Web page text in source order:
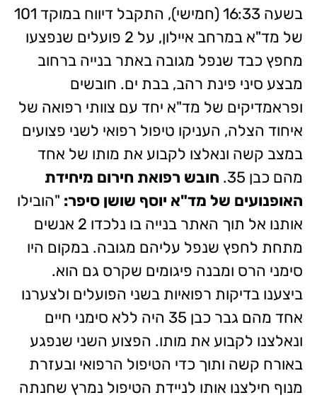
בשעה 16:33 (חמישי), התקבל דיווח במוקד 101
של מד"א במרחב איילון, על 2 פועלים שנפצעו
מחפץ כבד שנפל מגובה באתר בנייה ברחוב
מבצע סיני פינת רהב, בבת ים. חובשים
ופראמדיקים של מד"א יחד עם צוותי רפואה של
איחוד הצלה, העניקו טיפול רפואי לשני פצועים
במצב קשה ונאלצו לקבוע את מותו של אחד
מהם כבן 35.
חובש רפואת חירום מיחידת
האופנועים של מד"א יוסף שושן סיפר: "הובילו
אותנו אל תוך האתר בנייה בו נלכדו 2 אנשים
מתחת לחפץ שנפל עליהם מגובה. במקום היו
סימני הרס ומבנה פיגומים שקרס גם הוא.
ביצענו בדיקות רפואיות בשני הפועלים ולצערנו
אחד מהם גבר כבן 35 היה ללא סימני חיים
ונאלצנו לקבוע את מותו. הפצוע השני שנפגע
באורח קשה ותוך כדי הטיפול הרפואי ובעזרת
מנוף חילצנו אותו לניידת הטיפול נמרץ שחנתה